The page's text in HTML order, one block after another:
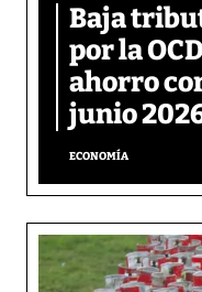
Baja
por la
ahorro
junio
ECONOMÍA